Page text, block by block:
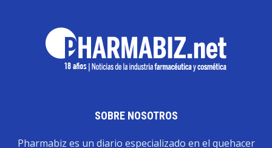
SOBRE NOSOTROS
Pharmabiz es un diario especializado en el quehacer